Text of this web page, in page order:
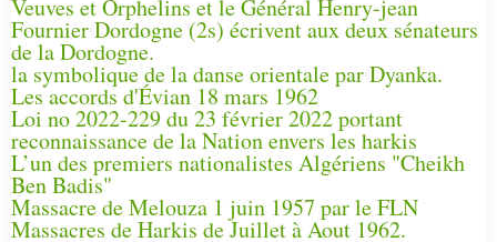
Veuves et Orphelins et le Général Henry-jean
Fournier Dordogne (2s) écrivent aux deux sénateurs
de la Dordogne.
la symbolique de la danse orientale par Dyanka.
Les accords d'Évian 18 mars 1962
Loi no 2022-229 du 23 février 2022 portant
reconnaissance de la Nation envers les harkis
L’un des premiers nationalistes Algériens "Cheikh
Ben Badis"
Massacre de Melouza 1 juin 1957 par le FLN
Massacres de Harkis de Juillet à Aout 1962.